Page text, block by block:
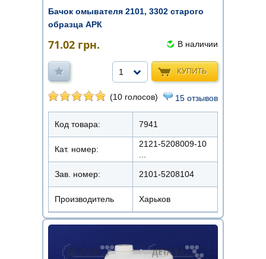
Бачок омывателя 2101, 3302 старого
образца АРК
71.02 грн. В наличии
КУПИТЬ
1
(10 голосов) 15 отзывов
Код товара: 7941
Кат. номер:
2121-5208009-10
...
Зав. номер: 2101-5208104
Производитель Харьков